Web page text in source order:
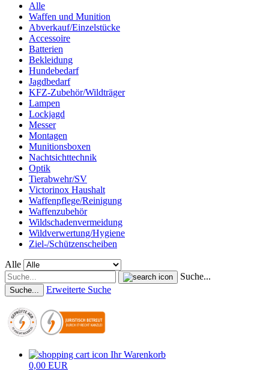
Alle
Waffen und Munition
Abverkauf/Einzelstücke
Accessoire
Batterien
Bekleidung
Hundebedarf
Jagdbedarf
KFZ-Zubehör/Wildträger
Lampen
Lockjagd
Messer
Montagen
Munitionsboxen
Nachtsichttechnik
Optik
Tierabwehr/SV
Victorinox Haushalt
Waffenpflege/Reinigung
Waffenzubehör
Wildschadenvermeidung
Wildverwertung/Hygiene
Ziel-/Schützenscheiben
Alle
Suche...
Suche... Erweiterte Suche
Ihr Warenkorb
0,00 EUR